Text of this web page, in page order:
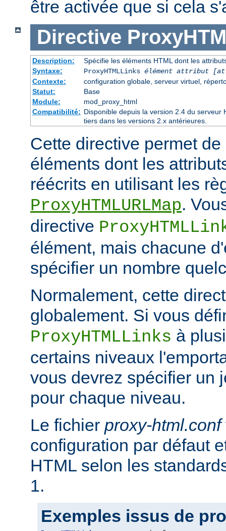
être activée que si cela
Directive
Description:
Spécifie les éléments HTML dont les
Syntaxe:
ProxyHTMLLinks élément attribut
Contexte:
configuration globale, serveur virtuel,
Statut:
Base
Module:
mod_proxy_html
Compatibilité: Disponible depuis la version 2.4 du serveur
tiers dans les versions 2.x antérieures.
Cette directive permet
éléments dont les
réécrits en utilisant les
ProxyHTMLURLMap.
directive
élément, mais chacune
spécifier un nombre
Normalement, cette
globalement. Si vous
ProxyHTMLLinks à
certains niveaux
vous devrez spécifier un
pour chaque niveau.
Le fichier proxy-html.conf
configuration par défaut
HTML selon les
1.
Exemples issus de